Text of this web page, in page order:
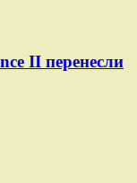
II перенесли